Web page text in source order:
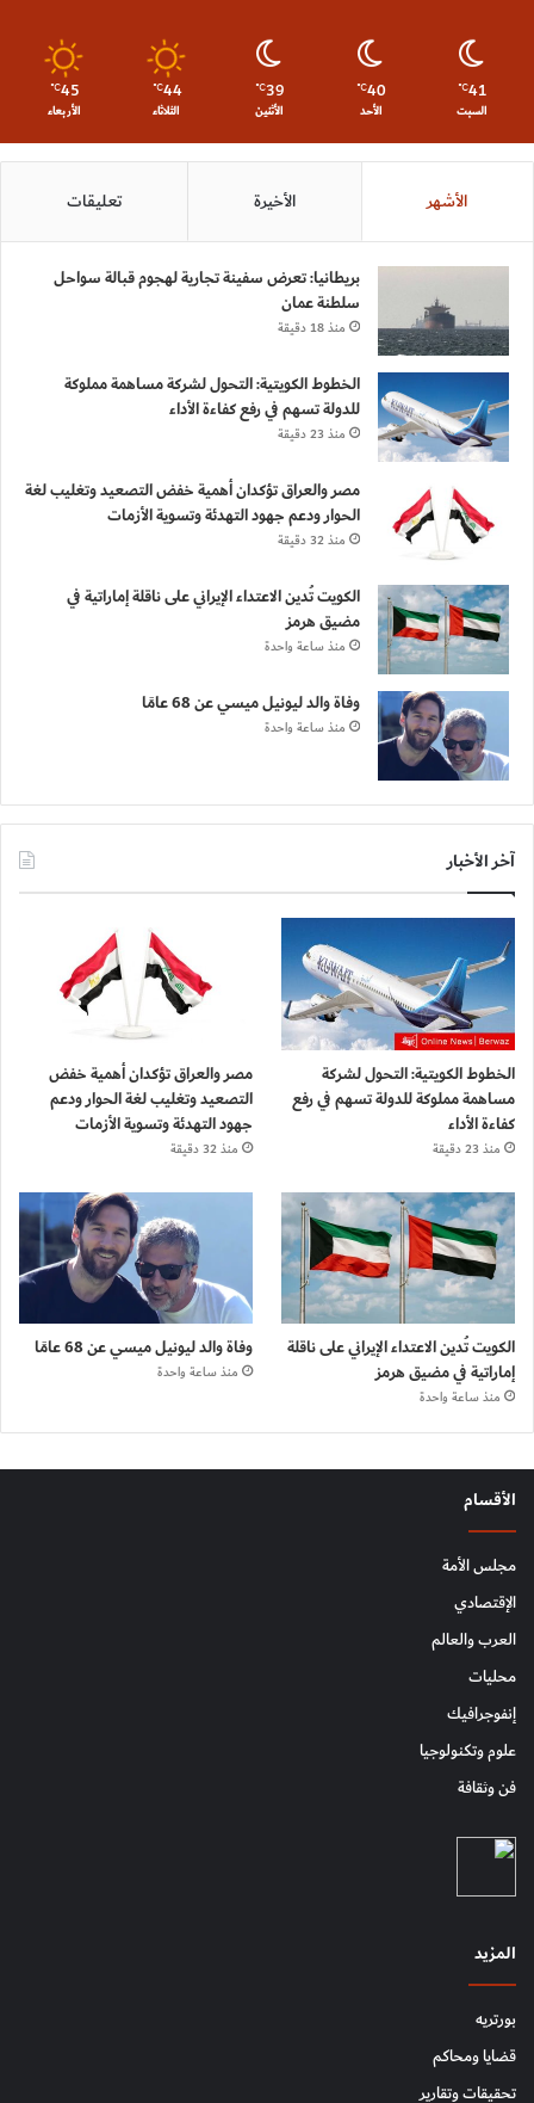
41
℃
السبت
40
℃
الأحد
39
℃
الأثنين
44
℃
الثلاثاء
45
℃
الأربعاء
الأشهر الأخيرة تعليقات
بريطانيا: تعرض سفينة تجارية لهجوم قبالة سواحل
سلطنة عمان
منذ 18 دقيقة
الخطوط الكويتية: التحول لشركة مساهمة مملوكة
للدولة تسهم في رفع كفاءة الأداء
منذ 23 دقيقة
مصر والعراق تؤكدان أهمية خفض التصعيد وتغليب لغة
الحوار ودعم جهود التهدئة وتسوية الأزمات
منذ 32 دقيقة
الكويت تُدين الاعتداء الإيراني على ناقلة إماراتية في
مضيق هرمز
منذ ساعة واحدة
وفاة والد ليونيل ميسي عن 68 عامًا
منذ ساعة واحدة
آخر الأخبار
الخطوط الكويتية: التحول لشركة
مساهمة مملوكة للدولة تسهم في رفع
كفاءة الأداء
منذ 23 دقيقة
مصر والعراق تؤكدان أهمية خفض
التصعيد وتغليب لغة الحوار ودعم
جهود التهدئة وتسوية الأزمات
منذ 32 دقيقة
الكويت تُدين الاعتداء الإيراني على ناقلة
إماراتية في مضيق هرمز
منذ ساعة واحدة
وفاة والد ليونيل ميسي عن 68 عامًا
منذ ساعة واحدة
الأقسام
مجلس الأمة
الإقتصادي
العرب والعالم
محليات
إنفوجرافيك
علوم وتكنولوجيا
فن وثقافة
المزيد
بورتريه
قضايا ومحاكم
تحقيقات وتقارير